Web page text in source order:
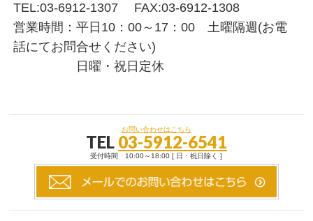
TEL:03-6912-1307 FAX:03-6912-1308
営業時間：平日10：00～17：00 土曜隔週(お電
話にてお問合せください)
日曜・祝日定休
お問い合わせはこちら
TEL 03-5912-6541
受付時間 10:00～18:00 [ 日・祝日除く ]